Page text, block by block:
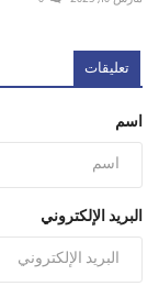
تعليقات
اسم
البريد الإلكتروني